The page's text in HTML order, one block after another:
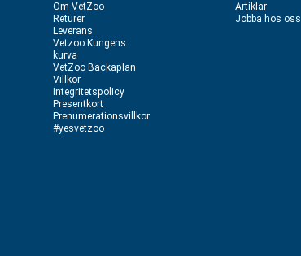
Om VetZoo
Returer
Leverans
Vetzoo Kungens
kurva
VetZoo Backaplan
Villkor
Integritetspolicy
Presentkort
Prenumerationsvillkor
#yesvetzoo
Artiklar
Jobba hos oss